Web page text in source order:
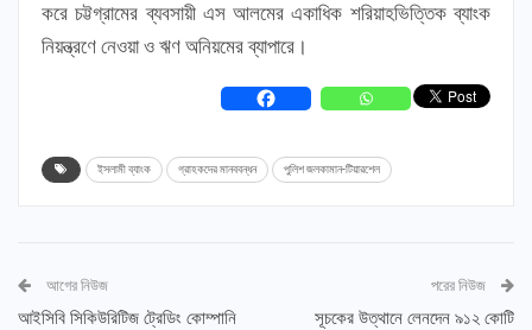
করে চট্টগ্রামের ব্যবসায়ী এস আলমের একাধিক শরিয়াহভিত্তিক ব্যাংক
নিয়ন্ত্রণে নেওয়া ও ঋণ অনিয়মের ব্যাপারে।
ইসলামী ব্যাংক গ্রাহকদের মানববন্ধন পুলিশ জলকামান-টিয়ারশেল
আগের নিউজ
আইসিবি সিকিউরিটিজ ট্রেডিং কোম্পানি
পরের নিউজ
সূচকের উত্থানে লেনদেন ৯১২ কোটি